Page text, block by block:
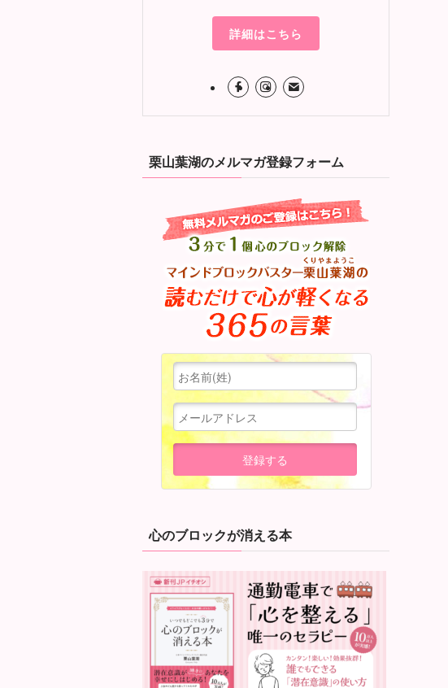
詳細はこちら
栗山葉湖のメルマガ登録フォーム
心のブロックが消える本